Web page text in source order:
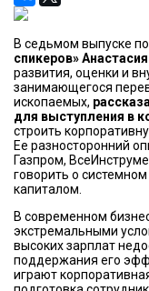
В седьмом выпуске
спикеров»
развития, оценки и
занимающегося
ископаемых,
для выступления в
строить
Ее разносторонний
Газпром,
говорить о
капиталом.
В современном
экстремальными
высоких зарплат
поддержания его
играют